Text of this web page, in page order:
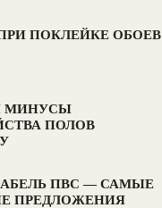
ПОКЛЕЙКЕ ОБОЕВ
МИНУСЫ
ПОЛОВ
ПВС — САМЫЕ
ПРЕДЛОЖЕНИЯ